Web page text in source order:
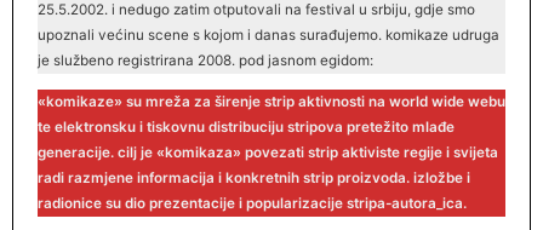
25.5.2002. i nedugo zatim otputovali na festival u srbiju, gdje smo
upoznali većinu scene s kojom i danas surađujemo. komikaze udruga
je službeno registrirana 2008. pod jasnom egidom:
«komikaze» su mreža za širenje strip aktivnosti na world wide webu
te elektronsku i tiskovnu distribuciju stripova pretežito mlađe
generacije. cilj je «komikaza» povezati strip aktiviste regije i svijeta
radi razmjene informacija i konkretnih strip proizvoda. izložbe i
radionice su dio prezentacije i popularizacije stripa-autora_ica.